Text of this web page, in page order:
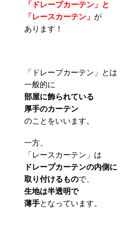
「ドレープカーテン」と
「レースカーテン」 が
あります！
「ドレープカーテン」とは
一般的に
部屋に飾られている
厚手のカーテン
のことをいいます。
一方、
「レースカーテン」は
ドレープカーテンの内側に
取り付けるもので、
生地は半透明で
薄手となっています。